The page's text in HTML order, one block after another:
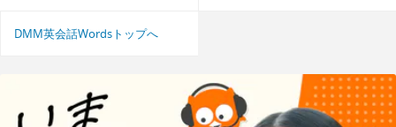
DMM英会話Wordsトップへ